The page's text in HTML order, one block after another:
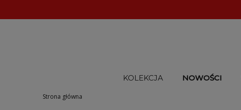
KOLEKCJA NOWOŚCI
Strona główna